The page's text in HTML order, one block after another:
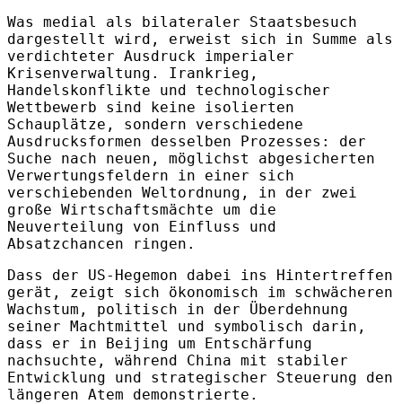
Was medial als bilateraler Staatsbesuch
dargestellt wird, erweist sich in Summe als
verdichteter Ausdruck imperialer
Krisenverwaltung. Irankrieg,
Handelskonflikte und technologischer
Wettbewerb sind keine isolierten
Schauplätze, sondern verschiedene
Ausdrucksformen desselben Prozesses: der
Suche nach neuen, möglichst abgesicherten
Verwertungsfeldern in einer sich
verschiebenden Weltordnung, in der zwei
große Wirtschaftsmächte um die
Neuverteilung von Einfluss und
Absatzchancen ringen.
Dass der US‑Hegemon dabei ins Hintertreffen
gerät, zeigt sich ökonomisch im schwächeren
Wachstum, politisch in der Überdehnung
seiner Machtmittel und symbolisch darin,
dass er in Beijing um Entschärfung
nachsuchte, während China mit stabiler
Entwicklung und strategischer Steuerung den
längeren Atem demonstrierte.